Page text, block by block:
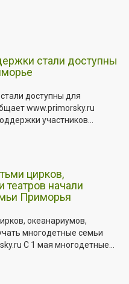
стали доступны
доступны для
www.primorsky.ru
участников...
цирков,
театров начали
Приморья
океанариумов,
многодетные семьи
С 1 мая многодетные...